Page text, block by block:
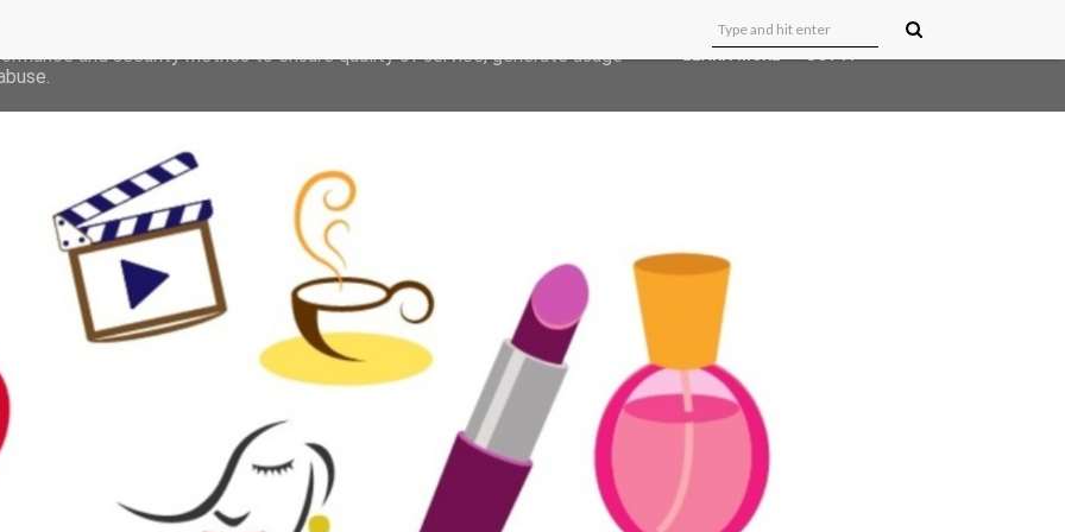
its services and to analyze traffic. Your IP address and user-agent
and security metrics to ensure quality of service, generate usage
LEARN MORE GOT IT